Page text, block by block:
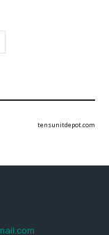
tensunitdepot.com